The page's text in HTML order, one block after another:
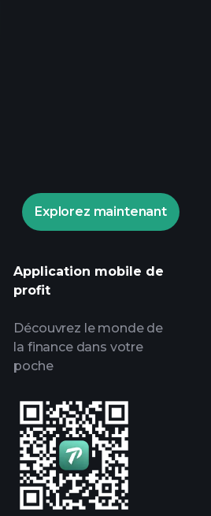
Explorez maintenant
Application mobile de
profit
Découvrez le monde de
la finance dans votre
poche